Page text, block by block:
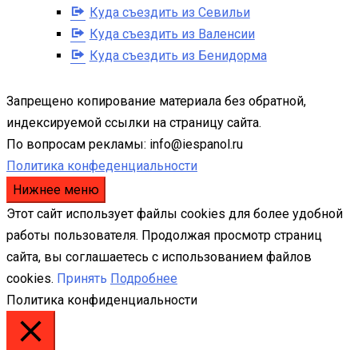
Куда съездить из Севильи
Куда съездить из Валенсии
Куда съездить из Бенидорма
Запрещено копирование материала без обратной,
индексируемой ссылки на страницу сайта.
По вопросам рекламы: info@iespanol.ru
Политика конфеденциальности
Нижнее меню
Этот сайт использует файлы cookies для более удобной
работы пользователя. Продолжая просмотр страниц
сайта, вы соглашаетесь с использованием файлов
cookies. Принять Подробнее
Политика конфиденциальности